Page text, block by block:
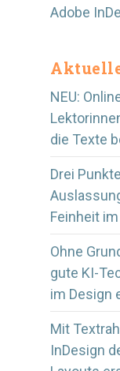
Adobe
NEU:
die Texte
Drei
Feinheit
Ohne
gute KI-
im Design
Mit
InDesign